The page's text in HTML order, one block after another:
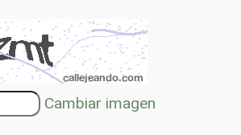
Cambiar imagen